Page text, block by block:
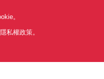
品銷售之標準條款(PDF)
。
私權政策。